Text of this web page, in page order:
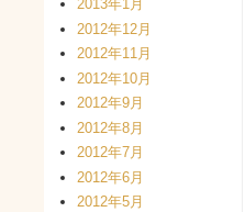
2013年1月
2012年12月
2012年11月
2012年10月
2012年9月
2012年8月
2012年7月
2012年6月
2012年5月